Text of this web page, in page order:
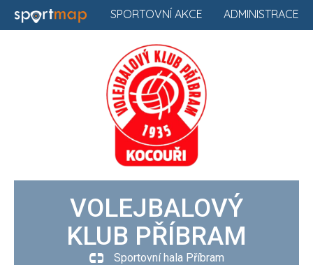
ADMINISTRACE
SPORTOVNÍ AKCE
VOLEJBALOVÝ
KLUB PŘÍBRAM
Sportovní hala Příbram